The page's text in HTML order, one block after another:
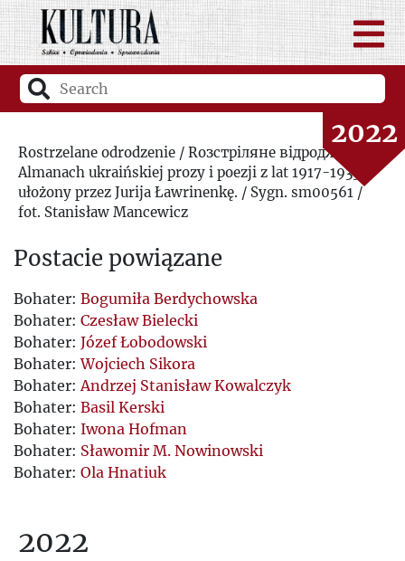
2020
2021
2022
2023
Rostrzelane odrodzenie / Rозстріляне відродження.
Almanach ukraińskiej prozy i poezji z lat 1917-1933
ułożony przez Jurija Ławrinenkę. / Sygn. sm00561 /
fot. Stanisław Mancewicz
Postacie powiązane
Bohater: Bogumiła Berdychowska
Bohater: Czesław Bielecki
Bohater: Józef Łobodowski
Bohater:Wojciech Sikora
Bohater:Andrzej Stanisław Kowalczyk
Bohater: Basil Kerski
Bohater: Iwona Hofman
Bohater: Sławomir M. Nowinowski
Bohater: Ola Hnatiuk
2022